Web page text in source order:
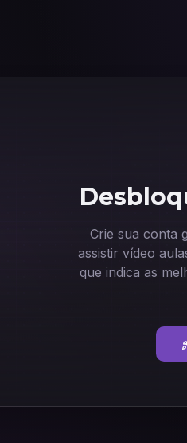
Crie sua conta
assistir vídeo
que indica as